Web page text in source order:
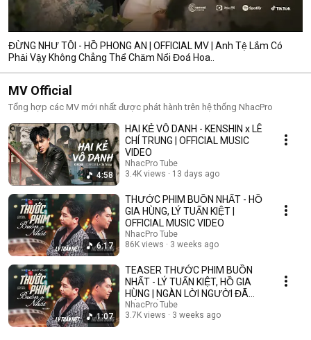
ĐỪNG NHƯ TÔI - HỒ PHONG AN | OFFICIAL MV | Anh Tệ Lắm Có
Phải Vậy Không Chẳng Thể Chăm Nổi Đoá Hoa..
MV Official
Tổng hợp các MV mới nhất được phát hành trên hệ thống NhacPro
4:58
HAI KẺ VÔ DANH - KENSHIN x LÊ
CHÍ TRUNG | OFFICIAL MUSIC
VIDEO
NhacPro Tube
3.4K views
13 days ago
6:17
THƯỚC PHIM BUỒN NHẤT - HỒ
GIA HÙNG, LÝ TUẤN KIỆT |
OFFICIAL MUSIC VIDEO
NhacPro Tube
86K views
3 weeks ago
1:07
TEASER THƯỚC PHIM BUỒN
NHẤT - LÝ TUẤN KIỆT, HỒ GIA
HÙNG | NGÀN LỜI NGƯỜI ĐÃ
NÓI KHÔNG SAI ....
NhacPro Tube
3.7K views
3 weeks ago